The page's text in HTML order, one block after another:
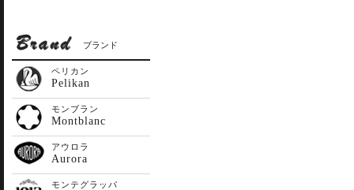
ブランド
ペリカン
Pelikan
モンブラン
Montblanc
アウロラ
Aurora
モンテグラッパ